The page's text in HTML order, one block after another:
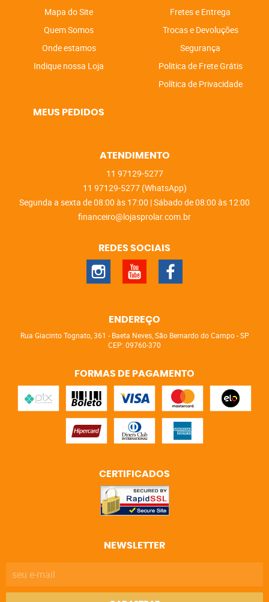
Mapa do Site
Quem Somos
Onde estamos
Indique nossa Loja
Fretes e Entrega
Trocas e Devoluções
Segurança
Politica de Frete Grátis
Política de Privacidade
MEUS PEDIDOS
ATENDIMENTO
11 97129-5277
11 97129-5277 (WhatsApp)
Segunda a sexta de 08:00 às 17:00 | Sábado de 08:00 às 12:00
financeiro@lojasprolar.com.br
REDES SOCIAIS
ENDEREÇO
Rua Giacinto Tognato, 361 - Baeta Neves, São Bernardo do Campo-SP
CEP: 09760-370
FORMAS DE PAGAMENTO
CERTIFICADOS
NEWSLETTER